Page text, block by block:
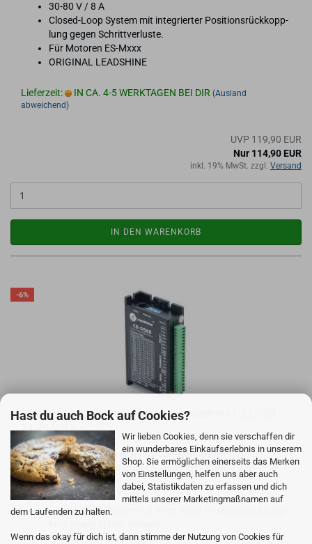
Hast du auch Bock auf Cookies?
Wir lieben Cookies, denn sie verschaffen dir
ein wunderbares Einkaufserlebnis in unserem
Shop. Sie ermöglichen einerseits das Merken
von Einstellungen, helfen uns aber auch
dabei, Statistikdaten zu erfassen und dich
mittels unserer Marketingmaßnamen auf
dem Laufenden zu halten.
Wenn das okay für dich ist, dann stimme der Nutzung von Cookies für
30-80 V / 8 A
Closed-​Loop Sys­tem mit in­te­grier­ter Po­si­ti­ons­rück­kopp­
lung gegen Schritt­ver­lus­te.
Für Mo­to­ren ES-​Mxxx
ORI­GI­NAL LEADSHI­NE
Lieferzeit: IN CA. 4-5 WERKTAGEN BEI DIR (Ausland
abweichend)
UVP 119,90 EUR
Nur 114,90 EUR
inkl. 19% MwSt. zzgl. Versand
IN DEN WARENKORB
-6%
Clo­sed Loop Schritt­mo­tor­trei­ber Lead­shi­ne CS-​D508
24-48 V 8 A
Neuer Typ, sehr preis­wert und kom­pakt!
Clo­sed Loop End­stu­fe CS-​D508 für Closed-​Loop-
Schrittmotoren
24-48 V / 8 A
Closed-​Loop Sys­tem mit in­te­grier­ter Po­si­ti­ons­rück­kopp­
Für Mo­to­ren CS/ES-​M22430